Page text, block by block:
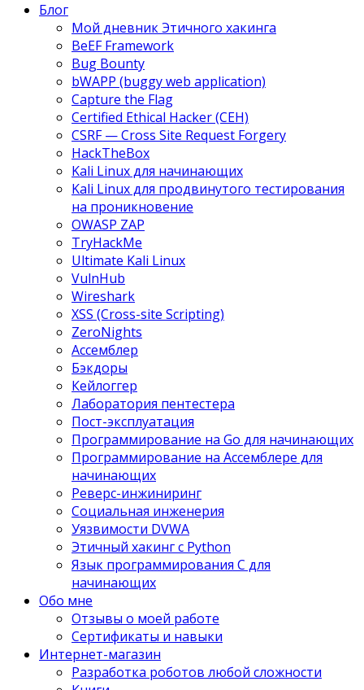
Блог
Мой дневник Этичного хакинга
BeEF Framework
Bug Bounty
bWAPP (buggy web application)
Capture the Flag
Certified Ethical Hacker (CEH)
CSRF — Cross Site Request Forgery
HackTheBox
Kali Linux для начинающих
Kali Linux для продвинутого тестирования
на проникновение
OWASP ZAP
TryHackMe
Ultimate Kali Linux
VulnHub
Wireshark
XSS (Cross-site Scripting)
ZeroNights
Ассемблер
Бэкдоры
Кейлоггер
Лаборатория пентестера
Пост-эксплуатация
Программирование на Go для начинающих
Программирование на Ассемблере для
начинающих
Реверс-инжиниринг
Социальная инженерия
Уязвимости DVWA
Этичный хакинг с Python
Язык программирования С для
начинающих
Обо мне
Отзывы о моей работе
Сертификаты и навыки
Интернет-магазин
Разработка роботов любой сложности